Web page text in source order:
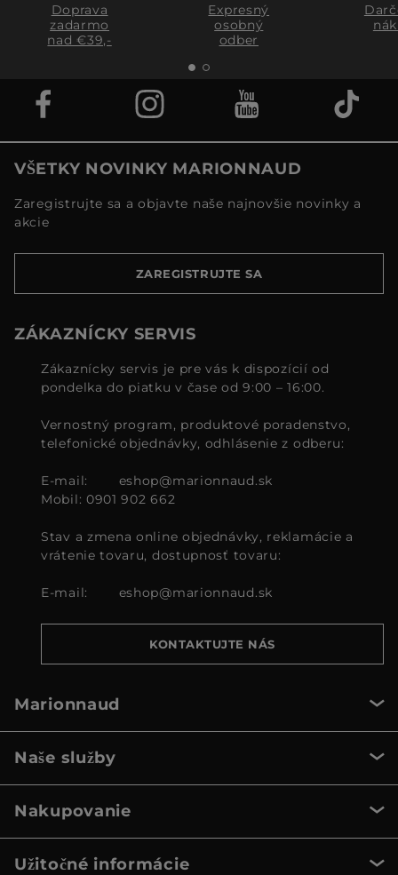
Doprava
zadarmo
nad €39,-
Expresný
osobný
odber
VŠETKY NOVINKY MARIONNAUD
Zaregistrujte sa a objavte naše najnovšie novinky a
akcie
ZAREGISTRUJTE SA
ZÁKAZNÍCKY SERVIS
Zákaznícky servis je pre vás k dispozícií od
pondelka do piatku v čase od 9:00 – 16:00.
Vernostný program, produktové poradenstvo,
telefonické objednávky, odhlásenie z odberu:
E-mail:
eshop@marionnaud.sk
Mobil: 0901 902 662
Stav a zmena online objednávky, reklamácie a
vrátenie tovaru, dostupnosť tovaru:
E-mail: eshop@marionnaud.sk
KONTAKTUJTE NÁS
Marionnaud
Naše služby
Nakupovanie
Užitočné informácie